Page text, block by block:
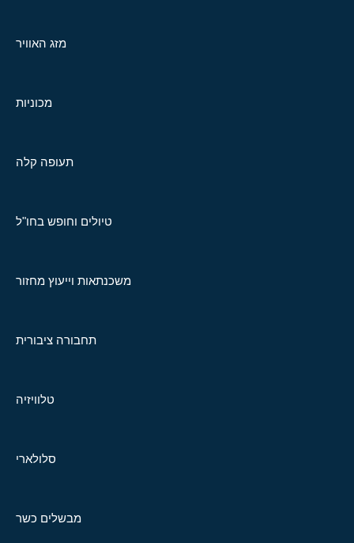
מזג האוויר
מכוניות
תעופה קלה
טיולים וחופש בחו"ל
משכנתאות וייעוץ מחזור
תחבורה ציבורית
טלוויזיה
סלולארי
מבשלים כשר